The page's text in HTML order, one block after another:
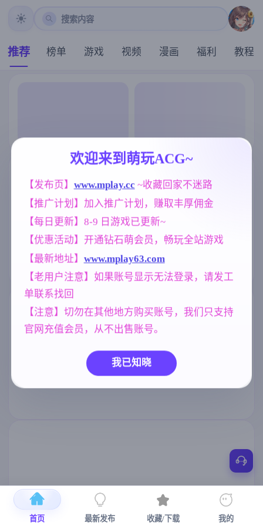
搜索内容
推荐 榜单 游戏 视频 漫画 福利 教程
欢迎来到萌玩ACG~
【发布页】 www.mplay.cc ~收藏回家不迷路
【推广计划】加入推广计划，赚取丰厚佣金
【每日更新】8-9 日游戏已更新~
【优惠活动】开通钻石萌会员，畅玩全站游戏
【最新地址】 www.mplay63.com
【老用户注意】如果账号显示无法登录，请发工
单联系找回
【注意】切勿在其他地方购买账号，我们只支持
官网充值会员，从不出售账号。
我已知晓
首页 最新发布 收藏/下载 我的